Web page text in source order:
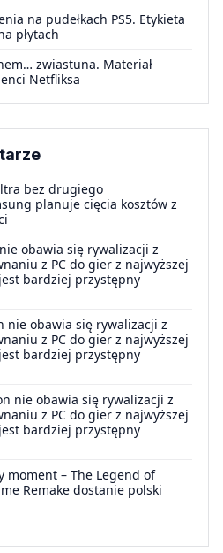
na pudełkach PS5. Etykieta
płytach
zwiastuna. Materiał
Netfliksa
bez drugiego
planuje cięcia kosztów z
obawia się rywalizacji z
z PC do gier z najwyższej
bardziej przystępny
nie obawia się rywalizacji z
z PC do gier z najwyższej
bardziej przystępny
nie obawia się rywalizacji z
z PC do gier z najwyższej
bardziej przystępny
moment – The Legend of
Remake dostanie polski